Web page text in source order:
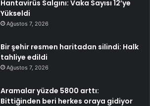
Hantavirüs Salgını: Vaka Sayısı 12’ye
Yükseldi
Ağustos 7, 2026
Bir şehir resmen haritadan silindi: Halk
tahliye edildi
Ağustos 7, 2026
Aramalar yüzde 5800 arttı:
Bittiğinden beri herkes oraya gidiyor